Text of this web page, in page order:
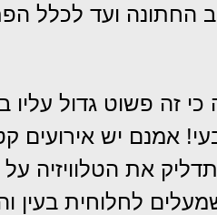
ועד לכלל
זה פשוט גדול עליו
אמנם יש אירועים
את הטלוויזיה
לחלוחית בעין